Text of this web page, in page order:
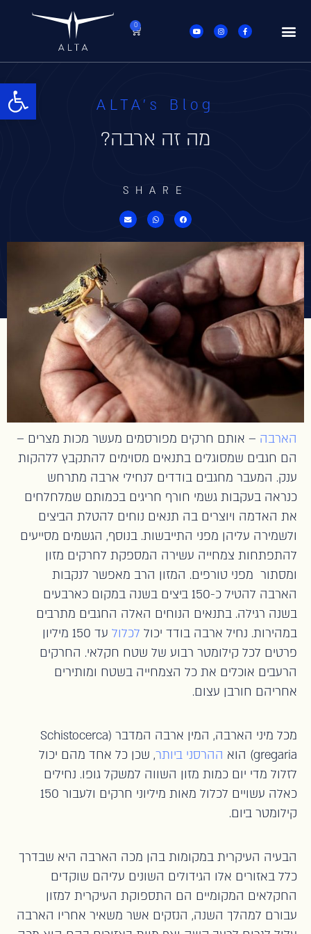
פתח
ALTA's Blog
מה זה ארבה?
SHARE
הארבה – אותם חרקים מפורסמים מעשר מכות מצרים –
הם חגבים שמסוגלים בתנאים מסוימים להתקבץ ללהקות
ענק. המעבר מחגבים בודדים לנחילי ארבה מתרחש
כנראה בעקבות גשמי חורף חריגים בכמותם שמלחלחים
את האדמה ויוצרים בה תנאים נוחים להטלת הביצים
ולשמירה עליהן מפני התייבשות. בנוסף, הגשמים מסייעים
להתפתחות צמחייה עשירה המספקת לחרקים מזון
ומסתור מפני טורפים. המזון הרב מאפשר לנקבות
הארבה להטיל כ-150 ביצים בשנה במקום כארבעים
בשנה רגילה. בתנאים הנוחים האלה החגבים מתרבים
במהירות. נחיל ארבה בודד יכול לכלול
עד 150 מיליון
פרטים לכל קילומטר רבוע של שטח חקלאי. החרקים
הרעבים אוכלים את כל הצמחייה בשטח ומותירים
אחריהם חורבן עצום.
מכל מיני הארבה, המין ארבה המדבר (Schistocerca
gregaria) הוא
ההרסני ביותר, שכן כל אחד מהם יכול
לזלול מדי יום כמות מזון השווה למשקל גופו. נחילים
כאלה עשויים לכלול מאות מיליוני חרקים ולעבור 150
קילומטר ביום.
הבעיה העיקרית במקומות בהן מכה הארבה היא שבדרך
כלל באזורים אלו הגידולים השונים עליהם שוקדים
החקלאים המקומיים הם התספוקת העיקרית למזון
עבורם למהלך השנה, הנזקים אשר משאיר אחריו הארבה